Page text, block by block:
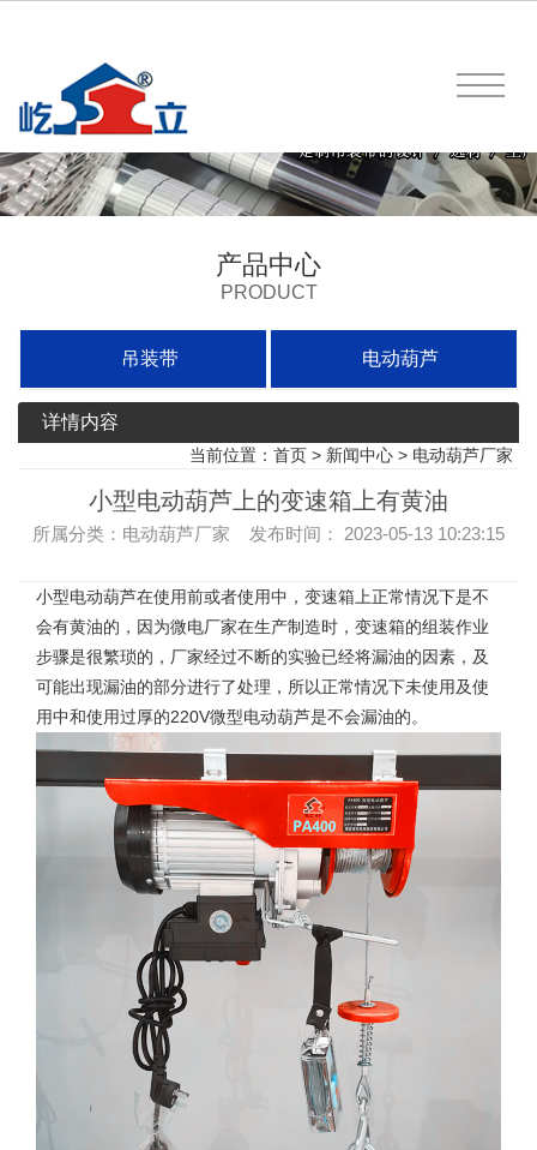
产品中心
PRODUCT
吊装带 电动葫芦
详情内容
当前位置： 首页 > 新闻中心 > 电动葫芦厂家
小型电动葫芦上的变速箱上有黄油
所属分类：电动葫芦厂家 发布时间： 2023-05-13 10:23:15
小型电动葫芦在使用前或者使用中，变速箱上正常情况下是不
会有黄油的，因为微电厂家在生产制造时，变速箱的组装作业
步骤是很繁琐的，厂家经过不断的实验已经将漏油的因素，及
可能出现漏油的部分进行了处理，所以正常情况下未使用及使
用中和使用过厚的220V微型电动葫芦是不会漏油的。